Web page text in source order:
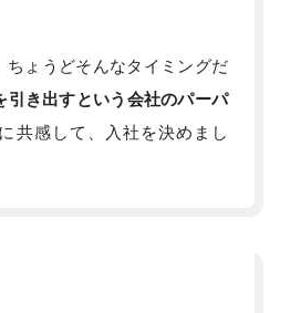
ちょうどそんなタイミングだ
引き出すという会社のパーパ
に共感して、入社を決めまし